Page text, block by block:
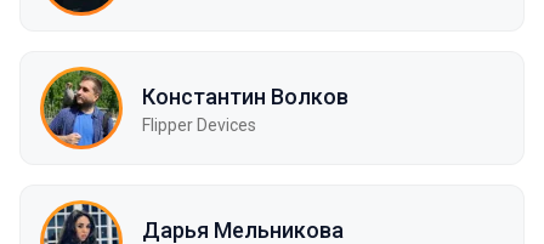
Константин Волков
Flipper Devices
Дарья Мельникова